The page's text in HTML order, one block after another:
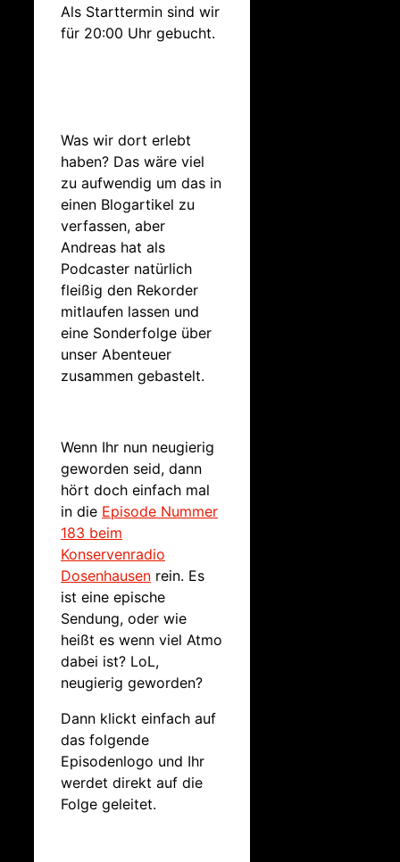
Als Starttermin sind wir
für 20:00 Uhr gebucht.
Was wir dort erlebt
haben? Das wäre viel
zu aufwendig um das in
einen Blogartikel zu
verfassen, aber
Andreas hat als
Podcaster natürlich
fleißig den Rekorder
mitlaufen lassen und
eine Sonderfolge über
unser Abenteuer
zusammen gebastelt.
Wenn Ihr nun neugierig
geworden seid, dann
hört doch einfach mal
in die Episode Nummer
183 beim
Konservenradio
Dosenhausen rein. Es
ist eine epische
Sendung, oder wie
heißt es wenn viel Atmo
dabei ist? LoL,
neugierig geworden?
Dann klickt einfach auf
das folgende
Episodenlogo und Ihr
werdet direkt auf die
Folge geleitet.